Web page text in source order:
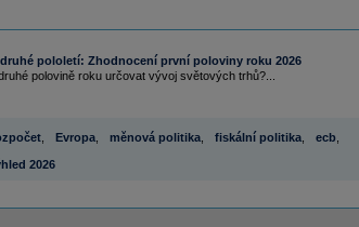
pololetí: Zhodnocení první poloviny roku 2026
polovině roku určovat vývoj světových trhů?...
, Evropa, měnová politika, fiskální politika, ecb,
2026